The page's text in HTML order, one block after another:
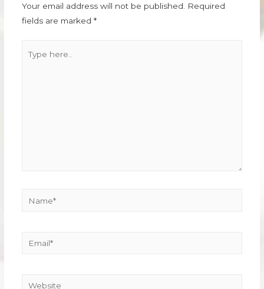
Your email address will not be published.
Required
fields are marked *
here..
Website